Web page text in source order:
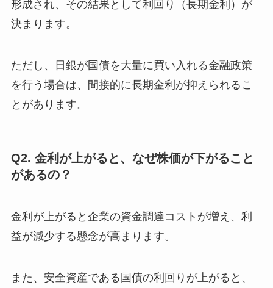
形成され、その結果として利回り（長期金利）が
決まります。
ただし、日銀が国債を大量に買い入れる金融政策
を行う場合は、間接的に長期金利が抑えられるこ
とがあります。
Q2. 金利が上がると、なぜ株価が下がること
があるの？
金利が上がると企業の資金調達コストが増え、利
益が減少する懸念が高まります。
また、安全資産である国債の利回りが上がると、